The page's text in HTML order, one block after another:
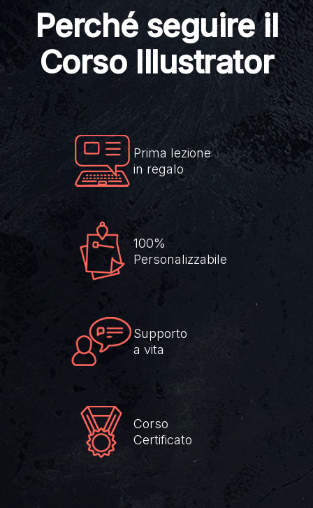
Perché seguire il
Corso Illustrator
Prima lezione
in regalo
100%
Personalizzabile
Supporto
a vita
Corso
Certificato